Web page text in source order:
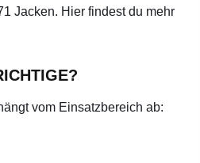
Jacken. Hier findest du mehr
vom Einsatzbereich ab: